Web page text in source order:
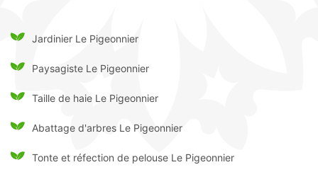
Jardinier Le Pigeonnier
Paysagiste Le Pigeonnier
Taille de haie Le Pigeonnier
Abattage d'arbres Le Pigeonnier
Tonte et réfection de pelouse Le Pigeonnier